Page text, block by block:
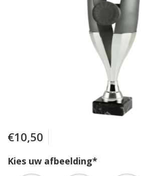
€10,50
Kies uw afbeelding*